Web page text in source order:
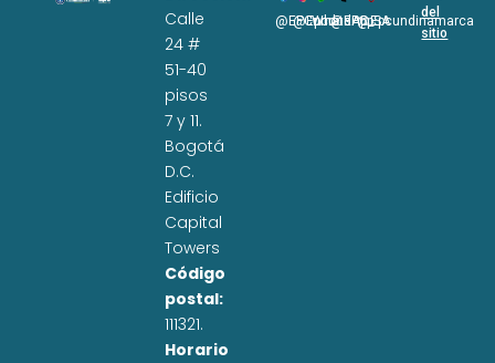
Calle
24 #
51-40
pisos
7 y 11.
Bogotá
D.C.
Edificio
Capital
Towers
Código
postal:
111321.
Horario
@EPCundi
@Epcundi
WhatsApp
@EPC_SA
@Epcundinamarca
del
sitio